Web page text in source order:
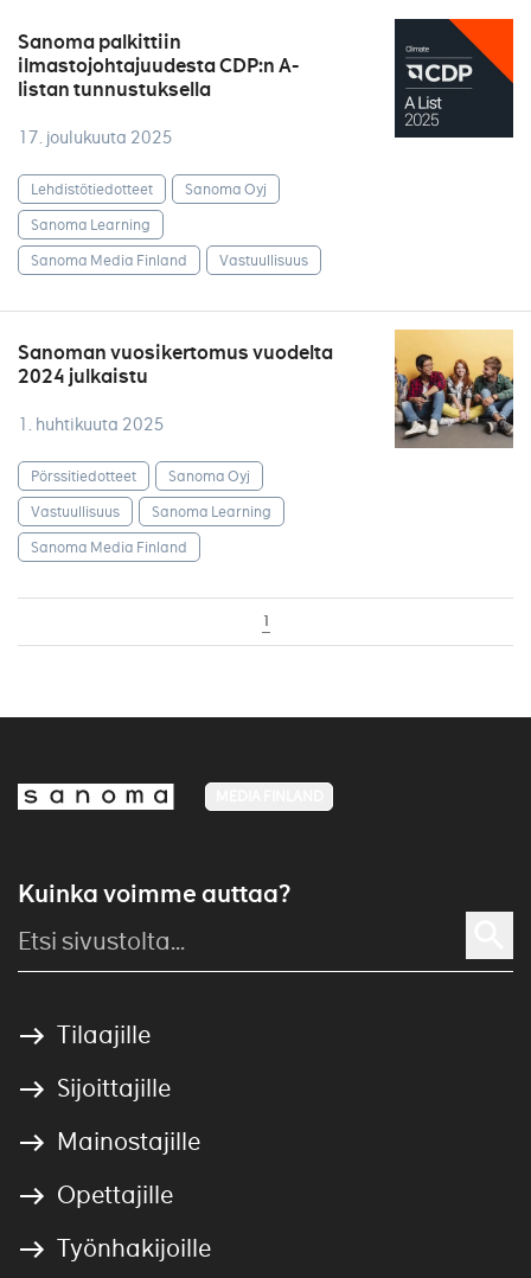
Sanoma palkittiin
ilmastojohtajuudesta CDP:n A-
listan tunnustuksella
17. joulukuuta 2025
Lehdistötiedotteet
Sanoma Oyj
Sanoma Learning
Sanoma Media Finland
Vastuullisuus
Sanoman vuosikertomus vuodelta
2024 julkaistu
1. huhtikuuta 2025
Pörssitiedotteet
Sanoma Oyj
Vastuullisuus
Sanoma Learning
Sanoma Media Finland
1
Kuinka voimme auttaa?
Tilaajille
Sijoittajille
Mainostajille
Opettajille
Työnhakijoille